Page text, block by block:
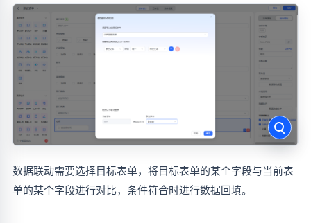
数据联动需要选择目标表单，将目标表单的某个字段与当前表
单的某个字段进行对比，条件符合时进行数据回填。